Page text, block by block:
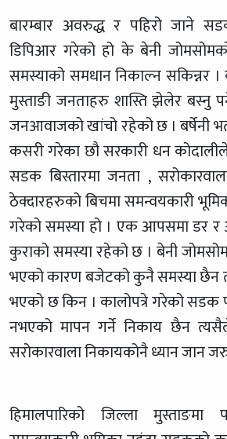
बारम्बार अवरुद्ध र पहिरो जाने
डिपिआर गरेको हो के बेनी
समस्याको समधान निकाल्न सकिन्नर
मुस्ताङी जनताहरु शास्ति झेलेर बस्नु
जनआवाजको खांचो रहेको छ । बर्षेनी
कसरी गरेका छौ सरकारी धन
सडक बिस्तारमा जनता ,
ठेक्दारहरुको बिचमा समन्वयकारी
गरेको समस्या हो । एक आपसमा डर
कुराको समस्या रहेको छ । बेनी जोमसोम
भएको कारण बजेटको कुनै समस्या छैन
भएको छ किन । कालोपत्रे गरेको सडक
नभएको मापन गर्ने निकाय छैन
सरोकारवाला निकायकोनै ध्यान जान
हिमालपारिको जिल्ला